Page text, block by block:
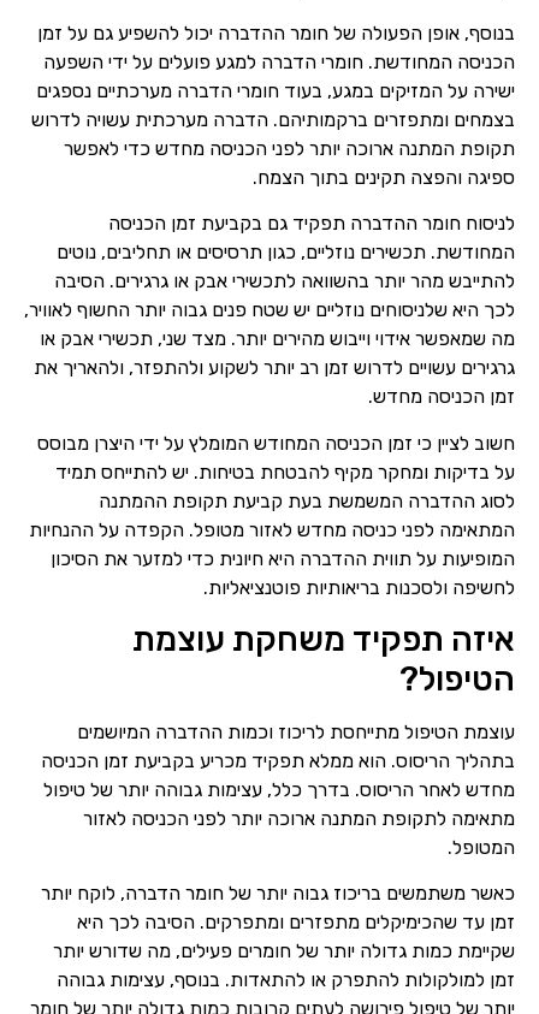
בנוסף, אופן הפעולה של חומר ההדברה יכול להשפיע גם על זמן
הכניסה המחודשת. חומרי הדברה למגע פועלים על ידי השפעה
ישירה על המזיקים במגע, בעוד חומרי הדברה מערכתיים נספגים
בצמחים ומתפזרים ברקמותיהם. הדברה מערכתית עשויה לדרוש
תקופת המתנה ארוכה יותר לפני הכניסה מחדש כדי לאפשר
ספיגה והפצה תקינים בתוך הצמח.
לניסוח חומר ההדברה תפקיד גם בקביעת זמן הכניסה
המחודשת. תכשירים נוזליים, כגון תרסיסים או תחליבים, נוטים
להתייבש מהר יותר בהשוואה לתכשירי אבק או גרגירים. הסיבה
לכך היא שלניסוחים נוזליים יש שטח פנים גבוה יותר החשוף לאוויר,
מה שמאפשר אידוי וייבוש מהירים יותר. מצד שני, תכשירי אבק או
גרגירים עשויים לדרוש זמן רב יותר לשקוע ולהתפזר, ולהאריך את
זמן הכניסה מחדש.
חשוב לציין כי זמן הכניסה המחודש המומלץ על ידי היצרן מבוסס
על בדיקות ומחקר מקיף להבטחת בטיחות. יש להתייחס תמיד
לסוג ההדברה המשמשת בעת קביעת תקופת ההמתנה
המתאימה לפני כניסה מחדש לאזור מטופל. הקפדה על ההנחיות
המופיעות על תווית ההדברה היא חיונית כדי למזער את הסיכון
לחשיפה ולסכנות בריאותיות פוטנציאליות.
איזה תפקיד משחקת עוצמת
הטיפול?
עוצמת הטיפול מתייחסת לריכוז וכמות ההדברה המיושמים
בתהליך הריסוס. הוא ממלא תפקיד מכריע בקביעת זמן הכניסה
מחדש לאחר הריסוס. בדרך כלל, עצימות גבוהה יותר של טיפול
מתאימה לתקופת המתנה ארוכה יותר לפני הכניסה לאזור
המטופל.
כאשר משתמשים בריכוז גבוה יותר של חומר הדברה, לוקח יותר
זמן עד שהכימיקלים מתפזרים ומתפרקים. הסיבה לכך היא
שקיימת כמות גדולה יותר של חומרים פעילים, מה שדורש יותר
זמן למולקולות להתפרק או להתאדות. בנוסף, עצימות גבוהה
יותר של טיפול פירושה לעתים קרובות כמות גדולה יותר של חומר